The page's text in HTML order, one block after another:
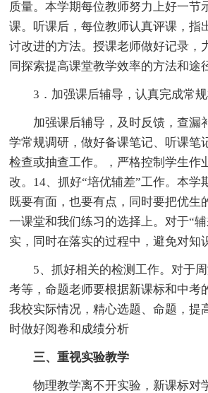
质量。本学期每位教师努力上好一节
课。听课后，每位教师认真评课，指
讨改进的方法。授课老师做好记录，
同探索提高课堂教学效率的方法和途
3．加强课后辅导，认真完成常规
加强课后辅导，及时反馈，查漏
学常规调研，做好备课笔记、听课笔
检查或抽查工作。，严格控制学生作
改。14、抓好“培优辅差”工作。本学
既要有面，也要有点，同时要把优生
一课堂和我们练习的选择上。对于“
实，同时在落实的过程中，避免对知
5、抓好相关的检测工作。对于周
考等，命题老师要根据新课标和中考
我校实际情况，精心选题、命题，提
时做好阅卷和成绩分析
三、重视实验教学
物理教学离不开实验，新课标对